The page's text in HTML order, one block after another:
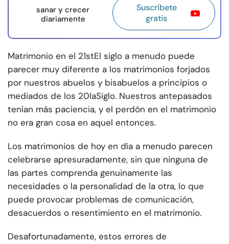
sanar y crecer
diariamente
Suscríbete
gratis
Matrimonio en el 21stEl siglo a menudo puede
parecer muy diferente a los matrimonios forjados
por nuestros abuelos y bisabuelos a principios o
mediados de los 20laSiglo. Nuestros antepasados
tenían más paciencia, y el perdón en el matrimonio
no era gran cosa en aquel entonces.
Los matrimonios de hoy en día a menudo parecen
celebrarse apresuradamente, sin que ninguna de
las partes comprenda genuinamente las
necesidades o la personalidad de la otra, lo que
puede provocar problemas de comunicación,
desacuerdos o resentimiento en el matrimonio.
Desafortunadamente, estos errores de